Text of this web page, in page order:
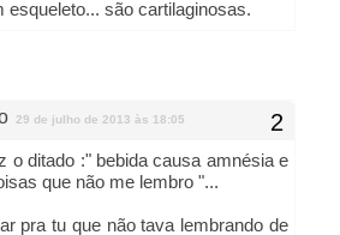
esqueleto... são cartilaginosas.
29 de julho de 2013 às 18:05
o ditado :" bebida causa amnésia e
que não me lembro "...
pra tu que não tava lembrando de